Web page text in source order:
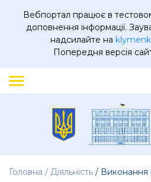
Вебпортал працює в
доповнення інформації.
надсилайте на
Попередня версія
Головна Діяльність Виконання